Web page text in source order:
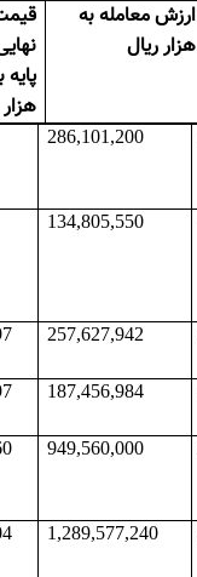
ارزش معامله به
هزار ریال
پایه
286,101,200
134,805,550
257,627,942
187,456,984
949,560,000
1,289,577,240